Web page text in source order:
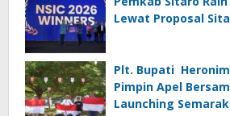
Lewat Proposal
Plt. Bupati
Pimpin Apel
Launching